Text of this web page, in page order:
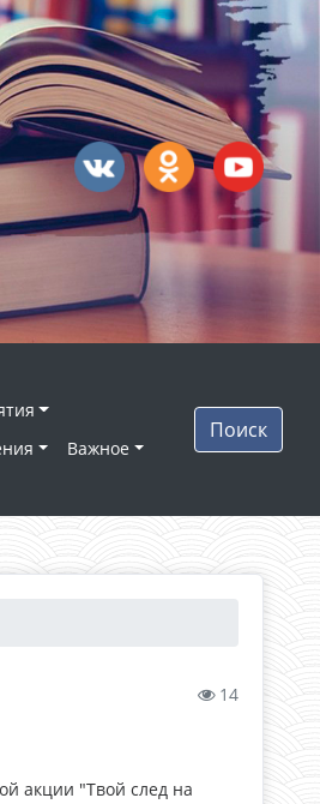
Важное
Поиск
14
акции "Твой след на